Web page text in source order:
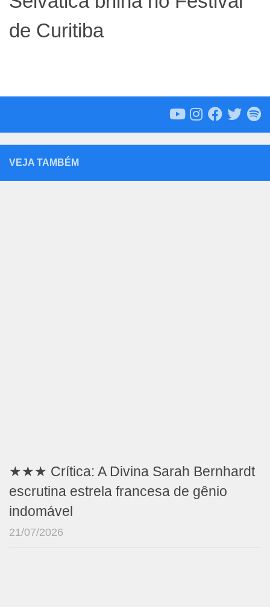
de Curitiba
VEJA TAMBÉM
★★★ Crítica: A Divina Sarah Bernhardt
escrutina estrela francesa de gênio
indomável
21/07/2026